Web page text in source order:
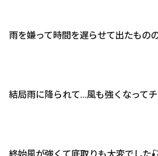
雨を嫌って時間を遅らせて出たもの
結局雨に降られて…風も強くなって
終始風が強くて底取りも大変でした